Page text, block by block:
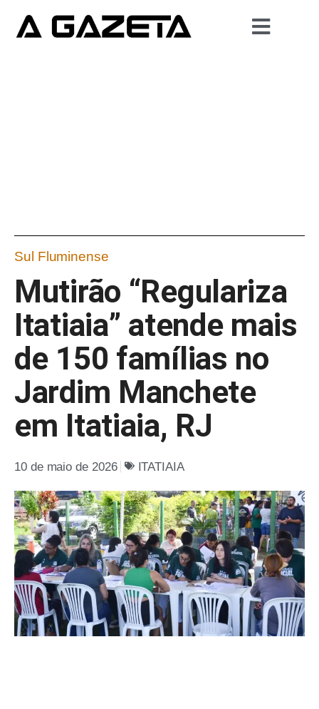
Sul Fluminense
Mutirão “Regulariza
Itatiaia” atende mais
de 150 famílias no
Jardim Manchete
em Itatiaia, RJ
10 de maio de 2026 ITATIAIA